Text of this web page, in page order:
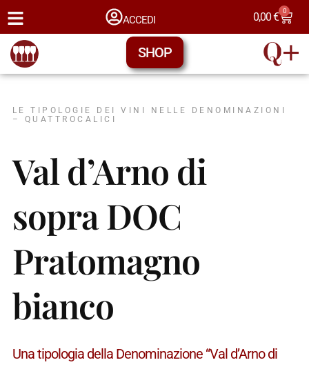
ACCEDI 0,00€ 0
SHOP
LE TIPOLOGIE DEI VINI NELLE DENOMINAZIONI
– QUATTROCALICI
Val d’Arno di
sopra DOC
Pratomagno
bianco
Una tipologia della Denominazione “Val d’Arno di